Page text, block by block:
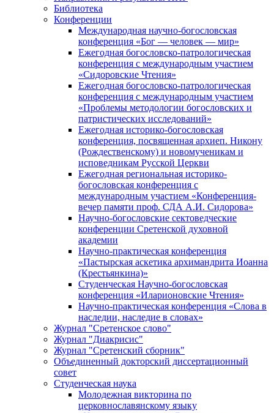
Библиотека
Конференции
Международная научно-богословская
конференция «Бог — человек — мир»
Ежегодная богословско-патрологическая
конференция с международным участием
«Сидоровские Чтения»
Ежегодная богословско-патрологическая
конференция с международным участием
«Проблемы методологии богословских и
патристических исследований»
Ежегодная историко-богословская
конференция, посвященная архиеп. Никону
(Рождественскому) и новомученикам и
исповедникам Русской Церкви
Ежегодная региональная историко-
богословская конференция с
международным участием «Конференция-
вечер памяти проф. СДА А.И. Сидорова»
Научно-богословские сектоведческие
конференции Сретенской духовной
академии
Научно-практическая конференция
«Пастырская аскетика архимандрита Иоанна
(Крестьянкина)»
Студенческая Научно-богословская
конференция «Иларионовские Чтения»
Научно-практическая конференция «Cлова в
наследии, наследие в словах»
Журнал "Сретенское слово"
Журнал "Диакрисис"
Журнал "Сретенский сборник"
Объединенный докторский диссертационный
совет
Студенческая наука
Молодежная викторина по
церковнославянскому языку